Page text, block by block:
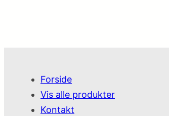
Forside
Vis alle produkter
Kontakt